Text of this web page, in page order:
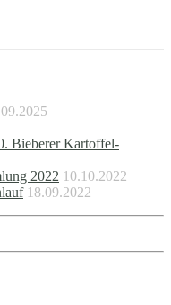
Bieberer Kartoffel-
2022 10.10.2022
18.09.2022